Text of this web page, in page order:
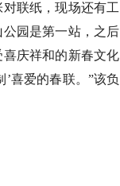
联纸，现场还有工
园是第一站，之后
庆祥和的新春文化
喜爱的春联。”该负